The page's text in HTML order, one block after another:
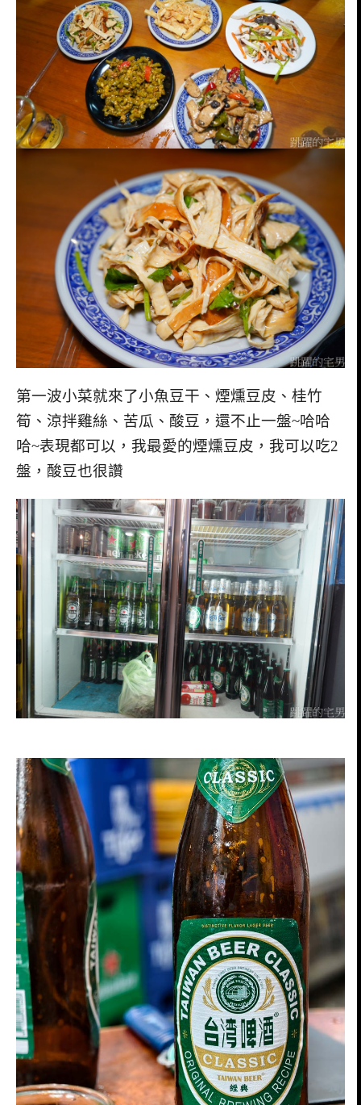
第一波小菜就來了小魚豆干、煙燻豆皮、桂竹
筍、涼拌雞絲、苦瓜、酸豆，還不止一盤~哈哈
哈~表現都可以，我最愛的煙燻豆皮，我可以吃2
盤，酸豆也很讚